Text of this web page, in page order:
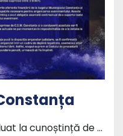
la cunoștință de …